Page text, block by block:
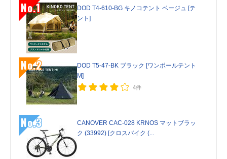
No.1
DOD T4-610-BG キノコテント ベージュ [テ
ント]
No.2
DOD T5-47-BK ブラック [ワンポールテント
M]
4件
No.3
CANOVER CAC-028 KRNOS マットブラッ
ク (33992) [クロスバイク (...